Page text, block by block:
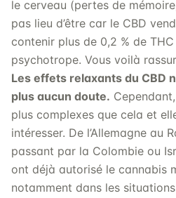
le cerveau (pertes de
pas lieu d’être car le CBD
contenir plus de 0,2 % de
psychotrope. Vous voilà
Les effets relaxants du CBD
plus aucun doute.
plus complexes que cela et
intéresser. De l’Allemagne au
passant par la Colombie ou
ont déjà autorisé le cannabis
notamment dans les